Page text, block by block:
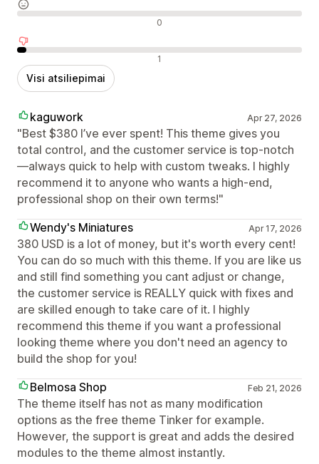
0
1
Visi atsiliepimai
kaguwork Apr 27, 2026
"Best $380 I’ve ever spent! This theme gives you
total control, and the customer service is top-notch
—always quick to help with custom tweaks. I highly
recommend it to anyone who wants a high-end,
professional shop on their own terms!"
Wendy's Miniatures
Apr 17, 2026
380 USD is a lot of money, but it's worth every cent!
You can do so much with this theme. If you are like us
and still find something you cant adjust or change,
the customer service is REALLY quick with fixes and
are skilled enough to take care of it. I highly
recommend this theme if you want a professional
looking theme where you don't need an agency to
build the shop for you!
Belmosa Shop
Feb 21, 2026
The theme itself has not as many modification
options as the free theme Tinker for example.
However, the support is great and adds the desired
modules to the theme almost instantly.